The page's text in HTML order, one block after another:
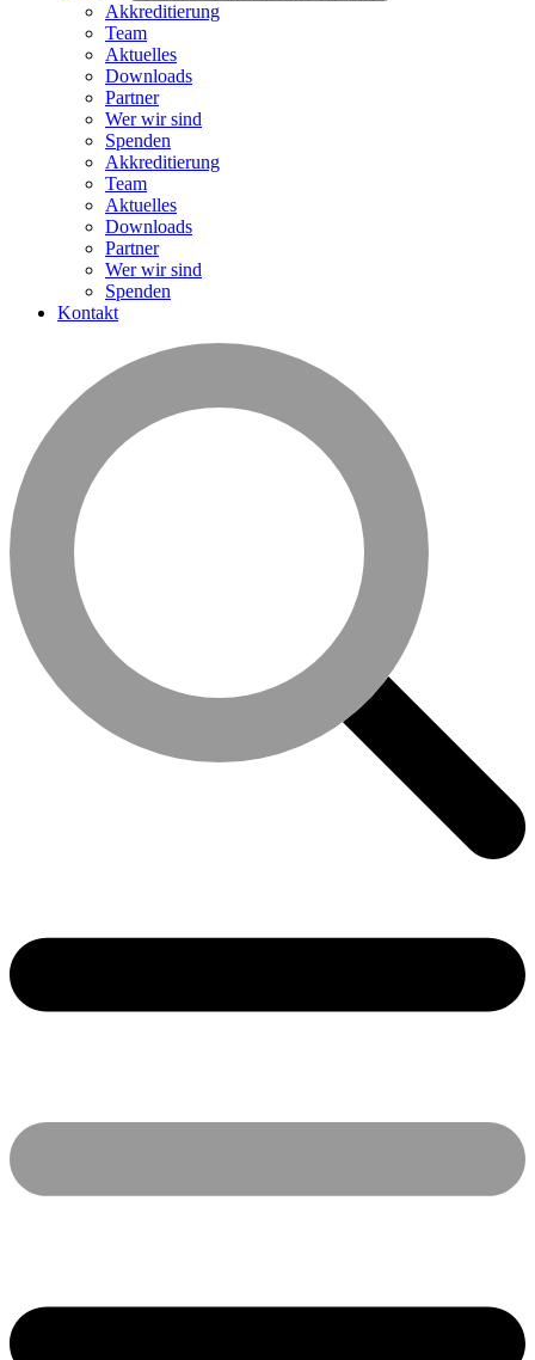
Akkreditierung
Team
Aktuelles
Downloads
Partner
Wer wir sind
Spenden
Akkreditierung
Team
Aktuelles
Downloads
Partner
Wer wir sind
Spenden
Kontakt